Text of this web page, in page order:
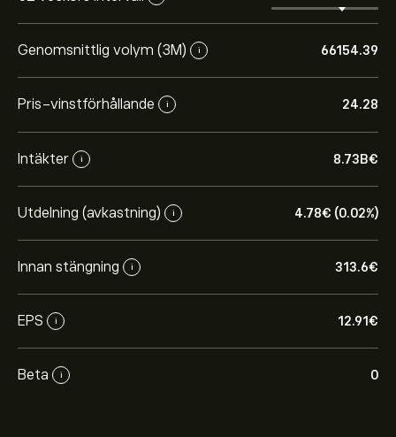
Genomsnittlig volym (3M) i 66154.39
Pris-vinstförhållande i 24.28
Intäkter i 8.73B‎€‎
Utdelning (avkastning) i 4.78‎€‎ (0.02%)
Innan stängning i 313.6‎€‎
EPS i 12.91‎€‎
Beta i 0